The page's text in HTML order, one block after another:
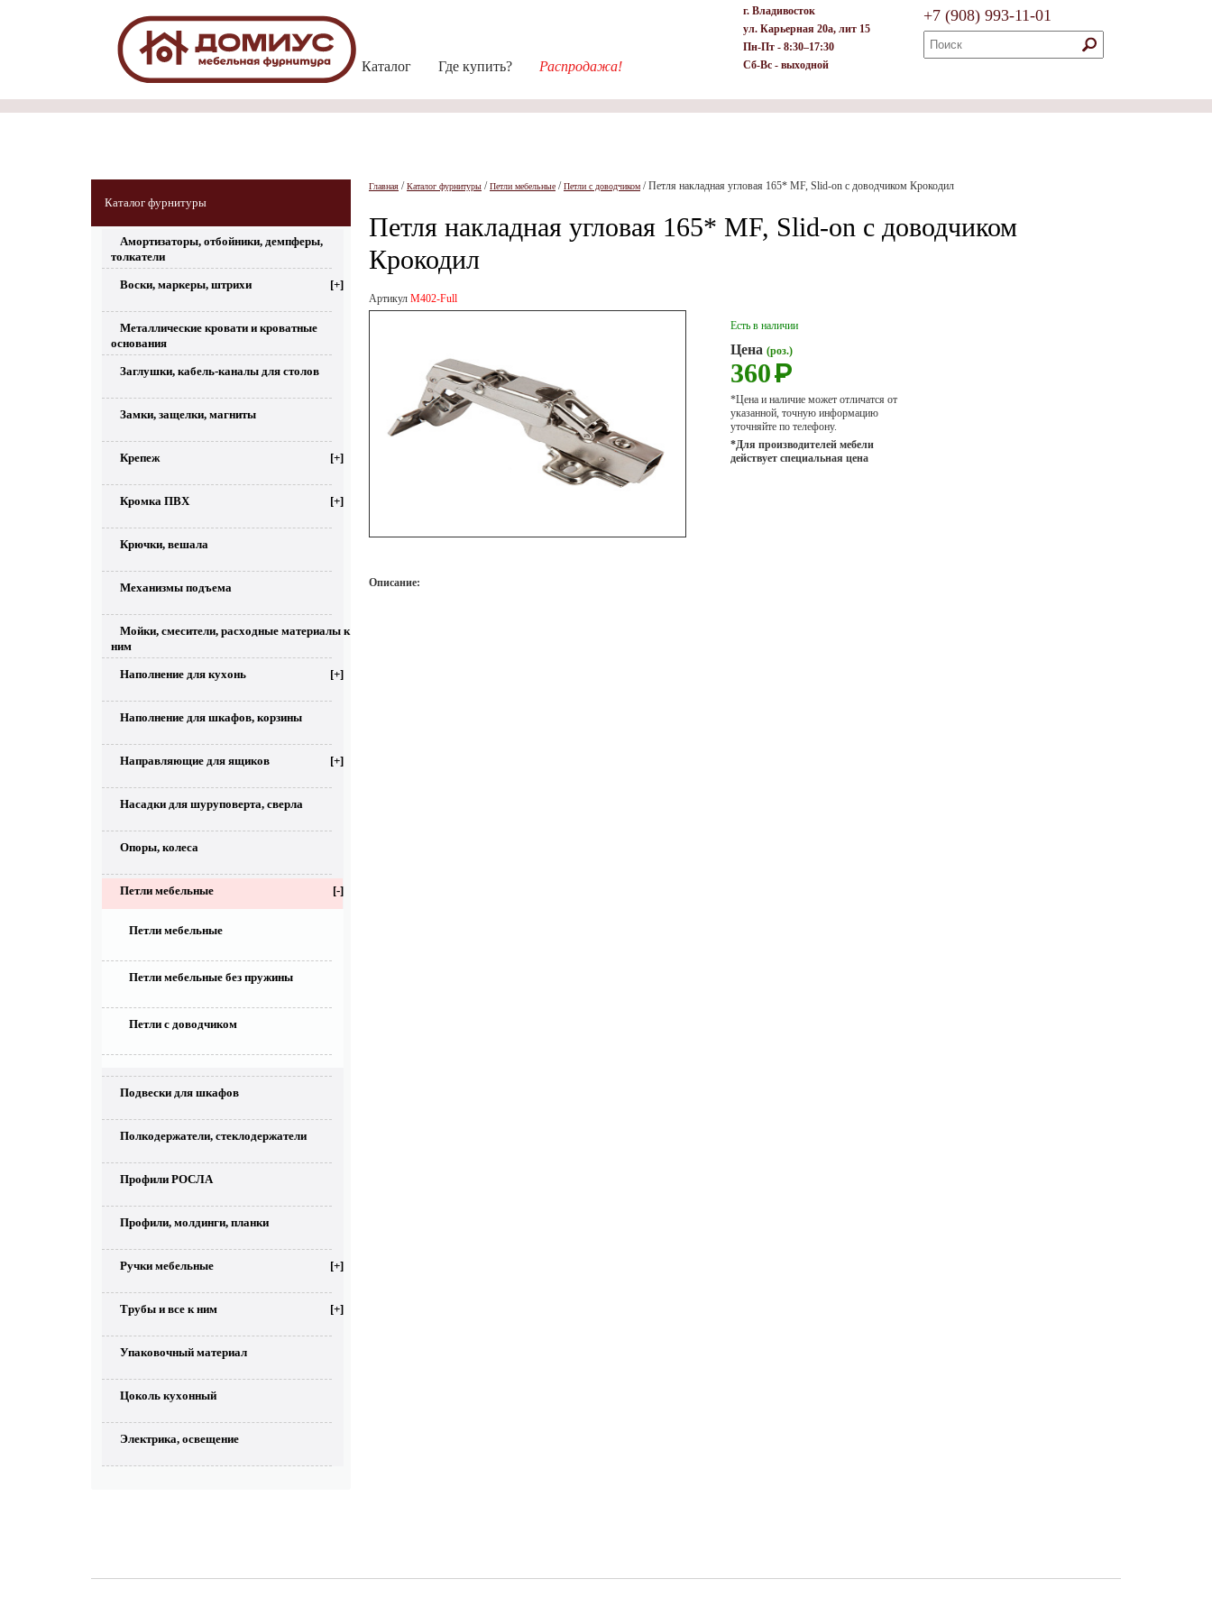
Каталог Где купить? Распродажа!
г. Владивосток
ул. Карьерная 20а, лит 15
Пн-Пт - 8:30–17:30
Сб-Вс - выходной
+7 (908) 993-11-01
Каталог фурнитуры
Амортизаторы, отбойники, демпферы,
толкатели
Воски, маркеры, штрихи [+]
Металлические кровати и кроватные
основания
Заглушки, кабель-каналы для столов
Замки, защелки, магниты
Крепеж [+]
Кромка ПВХ [+]
Крючки, вешала
Механизмы подъема
Мойки, смесители, расходные материалы к
ним
Наполнение для кухонь [+]
Наполнение для шкафов, корзины
Направляющие для ящиков [+]
Насадки для шуруповерта, сверла
Опоры, колеса
Петли мебельные [-]
Петли мебельные
Петли мебельные без пружины
Петли с доводчиком
Подвески для шкафов
Полкодержатели, стеклодержатели
Профили РОСЛА
Профили, молдинги, планки
Ручки мебельные [+]
Трубы и все к ним [+]
Упаковочный материал
Цоколь кухонный
Электрика, освещение
Главная /Каталог фурнитуры /Петли мебельные /Петли с доводчиком /Петля накладная угловая 165* MF, Slid-on с доводчиком Крокодил
Петля накладная угловая 165* MF, Slid-on с доводчиком
Крокодил
Артикул M402-Full
Есть в наличии
Цена (роз.)
360Р
*Цена и наличие может отличатся от
указанной, точную информацию
уточняйте по телефону.
*Для производителей мебели
действует специальная цена
Описание: